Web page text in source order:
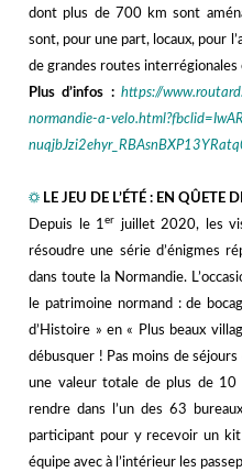
dont plus de 700 km sont
sont, pour une part, locaux, pour
de grandes routes
Plus d’infos : https://
normandie-a-
☼ LE JEU DE L’ÉTÉ : EN QÛETE
Depuis le 1er
juillet 2020, les
résoudre une série d’énigmes
dans toute la Normandie.
le patrimoine normand : de
d’Histoire » en « Plus beaux
débusquer ! Pas moins de
une valeur totale de plus de
rendre dans l’un des 63
participant pour y recevoir un
équipe avec à l’intérieur les